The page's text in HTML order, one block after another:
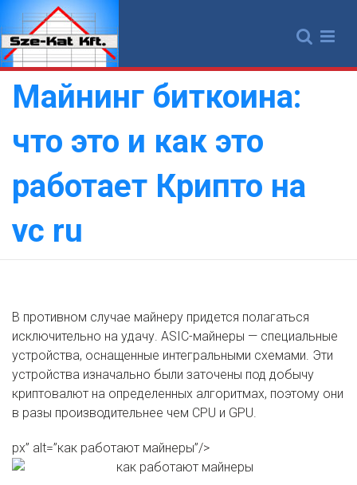
to
content
Майнинг биткоина:
что это и как это
работает Крипто на
vc ru
В противном случае майнеру придется полагаться
исключительно на удачу. ASIC-майнеры — специальные
устройства, оснащенные интегральными схемами. Эти
устройства изначально были заточены под добычу
криптовалют на определенных алгоритмах, поэтому они
в разы производительнее чем CPU и GPU.
px” alt=”как работают майнеры”/>